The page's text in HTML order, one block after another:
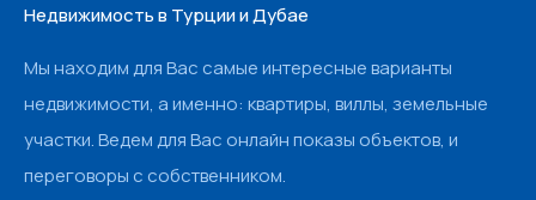
Недвижимость в Турции и Дубае
Мы находим для Вас самые интересные варианты
недвижимости, а именно: квартиры, виллы, земельные
участки. Ведем для Вас онлайн показы объектов, и
переговоры с собственником.